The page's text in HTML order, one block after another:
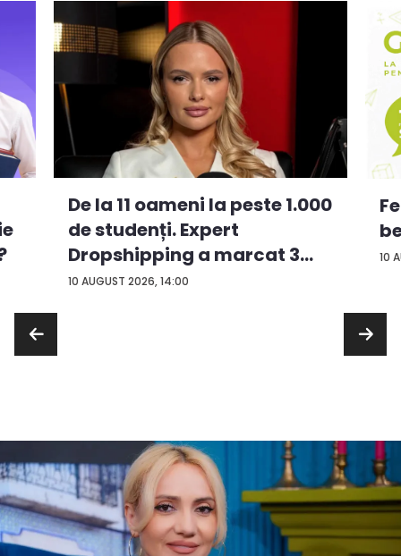
10 AUGUST 2026, 14:00
De la 11 oameni la peste 1.000
de studenți. Expert
Dropshipping a marcat 3
an...
10